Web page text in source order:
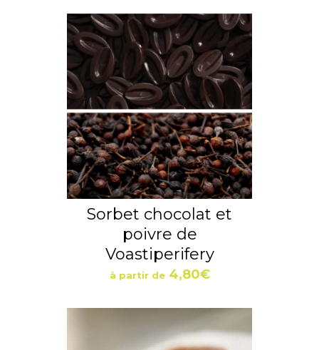
Sorbet chocolat et
poivre de
Voastiperifery
à partir de 4,80€